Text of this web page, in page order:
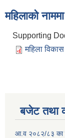
महिलाको
Supporting
महिला
बजेट तथा
आ.व २०८२/८३ का